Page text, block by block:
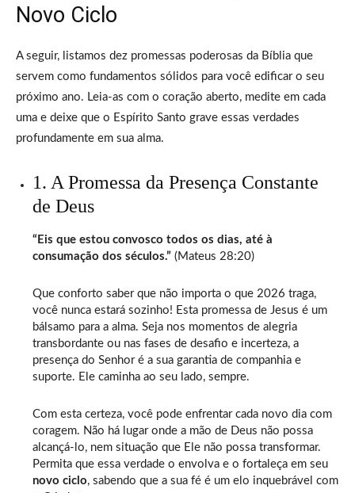
Novo Ciclo
A seguir, listamos dez promessas poderosas da Bíblia que
servem como fundamentos sólidos para você edificar o seu
próximo ano. Leia-as com o coração aberto, medite em cada
uma e deixe que o Espírito Santo grave essas verdades
profundamente em sua alma.
1. A Promessa da Presença Constante
de Deus
“Eis que estou convosco todos os dias, até à
consumação dos séculos.” (Mateus 28:20)
Que conforto saber que não importa o que 2026 traga,
você nunca estará sozinho! Esta promessa de Jesus é um
bálsamo para a alma. Seja nos momentos de alegria
transbordante ou nas fases de desafio e incerteza, a
presença do Senhor é a sua garantia de companhia e
suporte. Ele caminha ao seu lado, sempre.
Com esta certeza, você pode enfrentar cada novo dia com
coragem. Não há lugar onde a mão de Deus não possa
alcançá-lo, nem situação que Ele não possa transformar.
Permita que essa verdade o envolva e o fortaleça em seu
novo ciclo, sabendo que a sua fé é um elo inquebrável com